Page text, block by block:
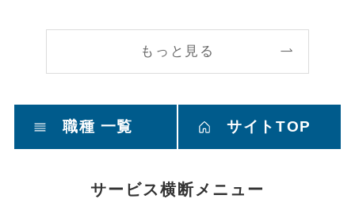
もっと見る
職種 一覧 サイトTOP
サービス横断メニュー